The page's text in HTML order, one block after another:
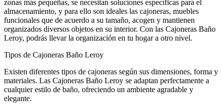
zonas más pequeñas, se necesitan soluciones específicas para el
almacenamiento, y para ello son ideales las cajoneras, muebles
funcionales que de acuerdo a su tamaño, acogen y mantienen
organizados diversos objetos en su interior. Con las Cajoneras Baño
Leroy, podrás llevar la organización en tu hogar a otro nivel.
Tipos de Cajoneras Baño Leroy
Existen diferentes tipos de cajoneras según sus dimensiones, forma y
materiales. Las Cajoneras Baño Leroy se adaptan perfectamente a
cualquier estilo de baño, ofreciendo un ambiente agradable y
elegante.